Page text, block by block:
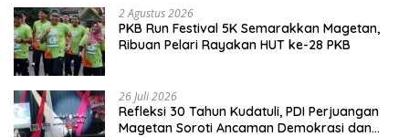
2 Agustus 2026
PKB Run Festival 5K Semarakkan Magetan,
Ribuan Pelari Rayakan HUT ke-28 PKB
26 Juli 2026
Refleksi 30 Tahun Kudatuli, PDI Perjuangan
Magetan Soroti Ancaman Demokrasi dan